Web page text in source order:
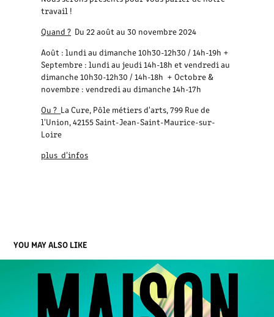
travail !
Quand ? Du 22 août au 30 novembre 2024
Août : lundi au dimanche 10h30-12h30 / 14h-19h +
Septembre : lundi au jeudi 14h-18h et vendredi au
dimanche 10h30-12h30 / 14h-18h + Octobre &
novembre : vendredi au dimanche 14h-17h
Ou ? La Cure, Pôle métiers d'arts, 799 Rue de
l'Union, 42155 Saint-Jean-Saint-Maurice-sur-
Loire
plus d'infos
YOU MAY ALSO LIKE